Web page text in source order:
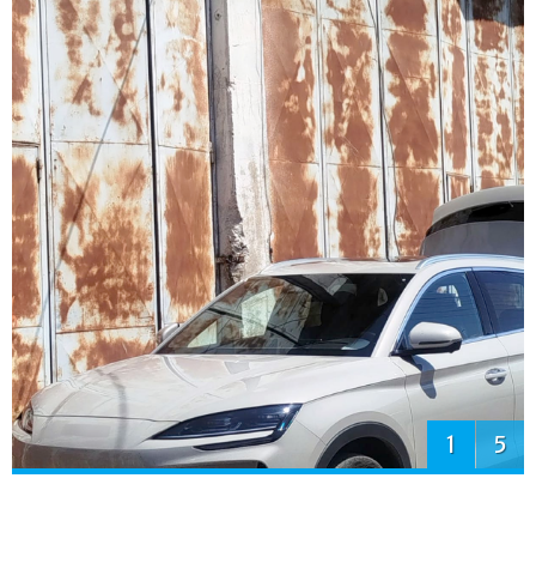
1 5